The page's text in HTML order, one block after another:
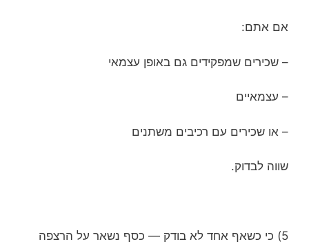
אם אתם:
– שכירים שמפקידים גם באופן עצמאי
– עצמאיים
– או שכירים עם רכיבים משתנים
שווה לבדוק.
5) כי כשאף אחד לא בודק — כסף נשאר על הרצפה